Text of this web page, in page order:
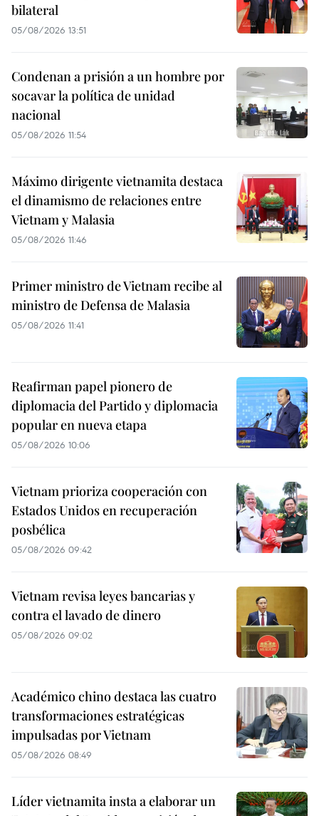
bilateral
05/08/2026 13:51
Condenan a prisión a un hombre por
socavar la política de unidad
nacional
05/08/2026 11:54
Máximo dirigente vietnamita destaca
el dinamismo de relaciones entre
Vietnam y Malasia
05/08/2026 11:46
Primer ministro de Vietnam recibe al
ministro de Defensa de Malasia
05/08/2026 11:41
Reafirman papel pionero de
diplomacia del Partido y diplomacia
popular en nueva etapa
05/08/2026 10:06
Vietnam prioriza cooperación con
Estados Unidos en recuperación
posbélica
05/08/2026 09:42
Vietnam revisa leyes bancarias y
contra el lavado de dinero
05/08/2026 09:02
Académico chino destaca las cuatro
transformaciones estratégicas
impulsadas por Vietnam
05/08/2026 08:49
Líder vietnamita insta a elaborar un